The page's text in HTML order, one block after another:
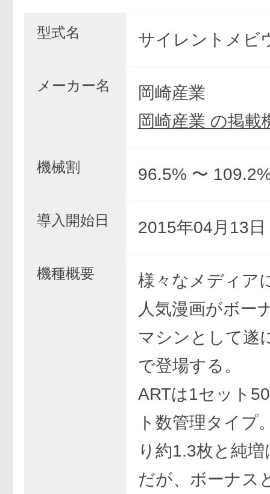
型式名 サイレントメビ
メーカー名
岡崎産業
岡崎産業 の掲載
機械割 96.5% 〜
導入開始日 2015年04月13日
機種概要
様々なメディア
人気漫画がボー
マシンとして遂
で登場する。
ARTは1セット
ト数管理タイプ
り約1.3枚と純
だが、ボーナス